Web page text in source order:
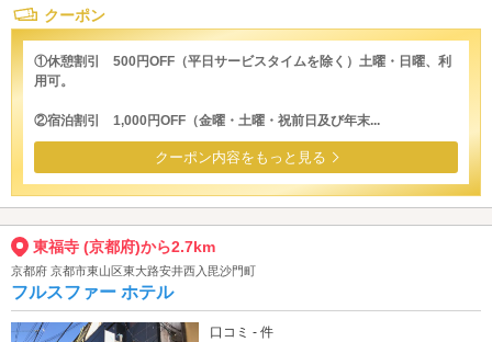
クーポン
①休憩割引 500円OFF（平日サービスタイムを除く）土曜・日曜、利
用可。
②宿泊割引 1,000円OFF（金曜・土曜・祝前日及び年末...
クーポン内容をもっと見る
東福寺 (京都府)から2.7km
京都府 京都市東山区東大路安井西入毘沙門町
フルスファー ホテル
口コミ - 件